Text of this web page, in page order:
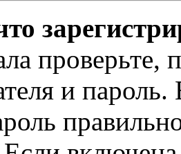
проверьте,
и